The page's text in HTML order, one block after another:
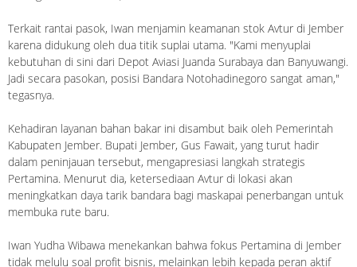
Terkait rantai pasok, Iwan menjamin keamanan stok Avtur di Jember
karena didukung oleh dua titik suplai utama. "Kami menyuplai
kebutuhan di sini dari Depot Aviasi Juanda Surabaya dan Banyuwangi.
Jadi secara pasokan, posisi Bandara Notohadinegoro sangat aman,"
tegasnya.
Kehadiran layanan bahan bakar ini disambut baik oleh Pemerintah
Kabupaten Jember. Bupati Jember, Gus Fawait, yang turut hadir
dalam peninjauan tersebut, mengapresiasi langkah strategis
Pertamina. Menurut dia, ketersediaan Avtur di lokasi akan
meningkatkan daya tarik bandara bagi maskapai penerbangan untuk
membuka rute baru.
Iwan Yudha Wibawa menekankan bahwa fokus Pertamina di Jember
tidak melulu soal profit bisnis, melainkan lebih kepada peran aktif